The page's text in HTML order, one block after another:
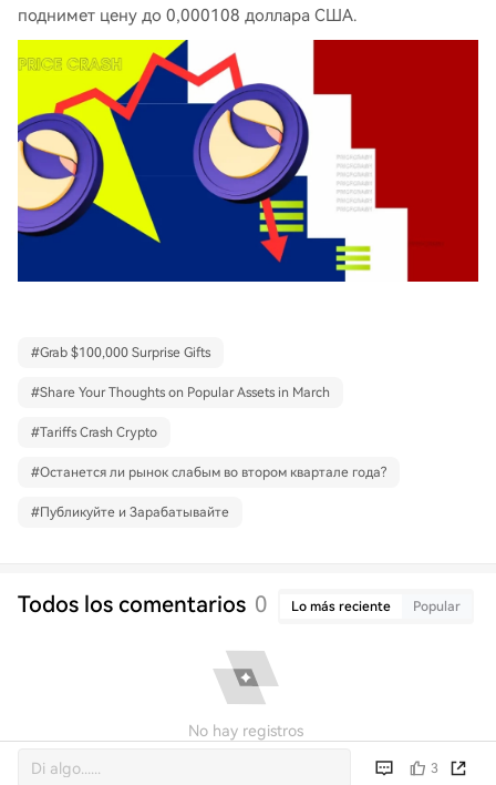
поднимет цену до 0,000108 доллара США.
#Grab $100,000 Surprise Gifts
#Share Your Thoughts on Popular Assets in March
#Tariffs Crash Crypto
#Останется ли рынок слабым во втором квартале года?
#Публикуйте и Зарабатывайте
Todos los comentarios 0 Lo más reciente Popular
No hay registros
3